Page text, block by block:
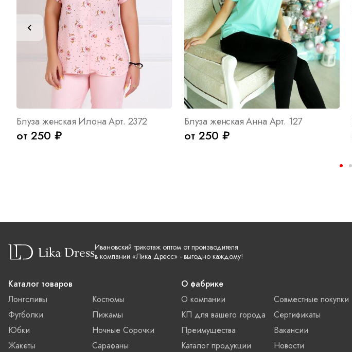
Блуза женская Илона Арт. 2372
от 250 ₽
Блуза женская Анна Арт. 127
от 250 ₽
Ивановский трикотаж оптом от производителя
в компании «Лика Дресс» - выгодно каждому!
Каталог товаров
Лонгсливы
Футболки
Юбки
Жакеты
Костюмы
Пижамы
Ночные Сорочки
Сарафаны
О фабрике
О компании
КП для вашего города
Преимущества
Каталог продукции
Совместные покупки
Сертификаты
Вакансии
Новости